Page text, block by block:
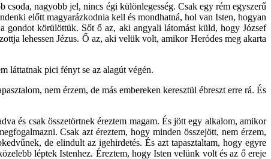
nagyobb jel, nincs égi különlegesség. Csak egy rém egyszerű
előtt magyarázkodnia kell és mondhatná, hol van Isten, hogyan
körülöttük. Sőt ő az, aki angyali látomást küld, hogy József
lehessen Jézus. Ő az, aki velük volt, amikor Heródes meg akarta
láttatnak pici fényt se az alagút végén.
nem érzem, de más embereken keresztül ébreszt erre rá. És
és csak összetörtnek éreztem magam. És jött egy alkalom, amikor
Csak azt éreztem, hogy minden összejött, nem érzem,
de elindult az igehirdetés. És azt tapasztaltam, hogy egyre
léptek Istenhez. Éreztem, hogy Isten velünk volt és az ő ereje